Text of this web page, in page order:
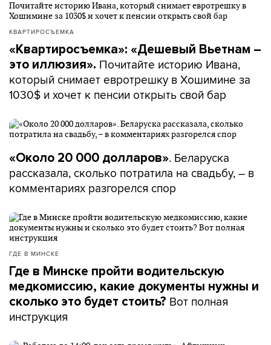
КВАРТИРОСЪЕМКА
«Квартиросъемка»: «Дешевый Вьетнам –
это иллюзия». Почитайте историю Ивана,
который снимает евротрешку в Хошимине за
1030$ и хочет к пенсии открыть свой бар
«Около 20 000 долларов». Беларуска
рассказала, сколько потратила на свадьбу, – в
комментариях разгорелся спор
ГДЕ В МИНСКЕ
Где в Минске пройти водительскую
медкомиссию, какие документы нужны и
сколько это будет стоить? Вот полная
инструкция